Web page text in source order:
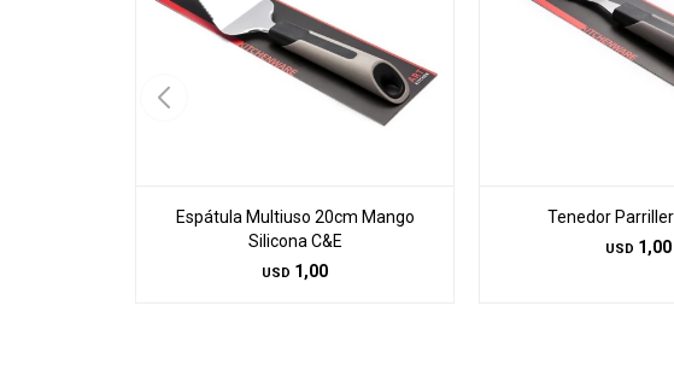
Espátula Multiuso 20cm Mango
Silicona C&E
USD 1,00
Tenedor
USD 1,00